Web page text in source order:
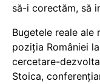
să-i corectăm, să
Bugetele reale
poziția României
cercetare-
Stoica,